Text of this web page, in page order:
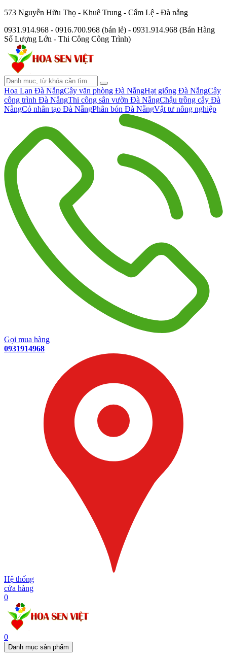
573 Nguyễn Hữu Thọ - Khuê Trung - Cẩm Lệ - Đà nẵng
0931.914.968 - 0916.700.968 (bán lẻ) - 0931.914.968 (Bán Hàng
Số Lượng Lớn - Thi Công Công Trình)
Hoa Lan Đà NẵngCây văn phòng Đà NẵngHạt giống Đà NẵngCây
công trình Đà NẵngThi công sân vườn Đà NẵngChậu trồng cây Đà
NẵngCỏ nhân tạo Đà NẵngPhân bón Đà NẵngVật tư nông nghiệp
Gọi mua hàng
0931914968
Hệ thống
cửa hàng
0
0
Danh mục sản phẩm